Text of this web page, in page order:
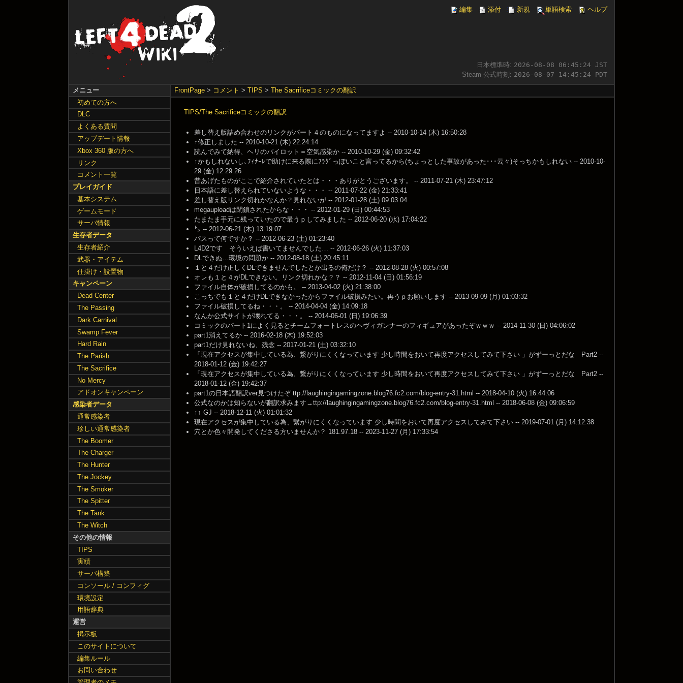
編集 添付 新規 単語検索 ヘルプ
日本標準時: 2026-08-08 06:45:24 JST
Steam 公式時刻: 2026-08-07 14:45:24 PDT
FrontPage> コメント > TIPS > The Sacrificeコミックの翻訳
TIPS/The Sacrificeコミックの翻訳
差し替え版詰め合わせのリンクがパート４のものになってますよ -- 2010-10-14 (木) 16:50:28
↑修正しました -- 2010-10-21 (木) 22:24:14
読んでみて納得、ヘリのパイロット＝空気感染か -- 2010-10-29 (金) 09:32:42
↑かもしれないし､ﾌｨﾅｰﾚで助けに来る際にﾌﾗｸﾞっぽいこと言ってるから(ちょっとした事故があった･･･云々)そっちかもしれない -- 2010-10-
29 (金) 12:29:26
昔あげたものがここで紹介されていたとは・・・ありがとうございます。 -- 2011-07-21 (木) 23:47:12
日本語に差し替えられていないような・・・ -- 2011-07-22 (金) 21:33:41
差し替え版リンク切れかなんか？見れないが -- 2012-01-28 (土) 09:03:04
megauploadは閉鎖されたからな・・・ -- 2012-01-29 (日) 00:44:53
たまたま手元に残っていたので最うｐしてみました -- 2012-06-20 (水) 17:04:22
㌧ -- 2012-06-21 (木) 13:19:07
パスって何ですか？ -- 2012-06-23 (土) 01:23:40
L4D2です そういえば書いてませんでした… -- 2012-06-26 (火) 11:37:03
DLできぬ…環境の問題か -- 2012-08-18 (土) 20:45:11
１と４だけ正しくDLできませんでしたとか出るの俺だけ？ -- 2012-08-28 (火) 00:57:08
オレも１と４がDLできない。リンク切れかな？？ -- 2012-11-04 (日) 01:56:19
ファイル自体が破損してるのかも。 -- 2013-04-02 (火) 21:38:00
こっちでも１と４だけDLできなかったからファイル破損みたい。再うｐお願いします -- 2013-09-09 (月) 01:03:32
ファイル破損してるね・・・。 -- 2014-04-04 (金) 14:09:18
なんか公式サイトが壊れてる・・・。 -- 2014-06-01 (日) 19:06:39
コミックのパート1によく見るとチームフォートレスのヘヴィガンナーのフィギュアがあったぞｗｗｗ -- 2014-11-30 (日) 04:06:02
part1消えてるか -- 2016-02-18 (木) 19:52:03
part1だけ見れないね、残念 -- 2017-01-21 (土) 03:32:10
「現在アクセスが集中している為、繋がりにくくなっています 少し時間をおいて再度アクセスしてみて下さい 」がずーっとだな Part2 --
2018-01-12 (金) 19:42:27
「現在アクセスが集中している為、繋がりにくくなっています 少し時間をおいて再度アクセスしてみて下さい 」がずーっとだな Part2 --
2018-01-12 (金) 19:42:37
part1の日本語翻訳ver見つけたぞ ttp://laughingingamingzone.blog76.fc2.com/blog-entry-31.html -- 2018-04-10 (火) 16:44:06
公式なのかは知らないが翻訳求みます→ttp://laughingingamingzone.blog76.fc2.com/blog-entry-31.html -- 2018-06-08 (金) 09:06:59
↑↑ GJ -- 2018-12-11 (火) 01:01:32
現在アクセスが集中している為、繋がりにくくなっています 少し時間をおいて再度アクセスしてみて下さい -- 2019-07-01 (月) 14:12:38
穴とか色々開発してくださる方いませんか？ 181.97.18 -- 2023-11-27 (月) 17:33:54
メニュー
初めての方へ
DLC
よくある質問
アップデート情報
Xbox 360 版の方へ
リンク
コメント一覧
プレイガイド
基本システム
ゲームモード
サーバ情報
生存者データ
生存者紹介
武器・アイテム
仕掛け・設置物
キャンペーン
Dead Center
The Passing
Dark Carnival
Swamp Fever
Hard Rain
The Parish
The Sacrifice
No Mercy
アドオンキャンペーン
感染者データ
通常感染者
珍しい通常感染者
The Boomer
The Charger
The Hunter
The Jockey
The Smoker
The Spitter
The Tank
The Witch
その他の情報
TIPS
実績
サーバ構築
コンソール / コンフィグ
環境設定
用語辞典
運営
掲示板
このサイトについて
編集ルール
お問い合わせ